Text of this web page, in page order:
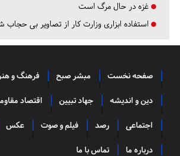
غزه در حال مرگ است
استفاده ابزاری وزارت کار از تصاویر بی حجاب
صفحه نخست مبشر صبح فرهنگ و هنر
دین و اندیشه جهاد تبیین اقتصاد
اجتماعی رصد فیلم و صوت عکس
درباره ما تماس با ما